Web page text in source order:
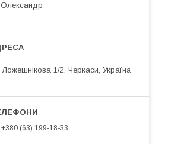
Олександр
Ложешнікова 1/2, Черкаси, Україна
+380 (63) 199-18-33